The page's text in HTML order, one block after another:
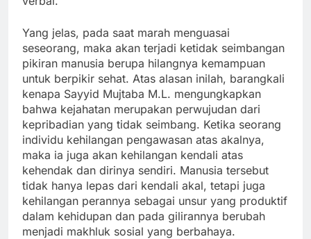
Yang jelas, pada saat marah menguasai
seseorang, maka akan terjadi ketidak seimbangan
pikiran manusia berupa hilangnya kemampuan
untuk berpikir sehat. Atas alasan inilah, barangkali
kenapa Sayyid Mujtaba M.L. mengungkapkan
bahwa kejahatan merupakan perwujudan dari
kepribadian yang tidak seimbang. Ketika seorang
individu kehilangan pengawasan atas akalnya,
maka ia juga akan kehilangan kendali atas
kehendak dan dirinya sendiri. Manusia tersebut
tidak hanya lepas dari kendali akal, tetapi juga
kehilangan perannya sebagai unsur yang produktif
dalam kehidupan dan pada gilirannya berubah
menjadi makhluk sosial yang berbahaya.